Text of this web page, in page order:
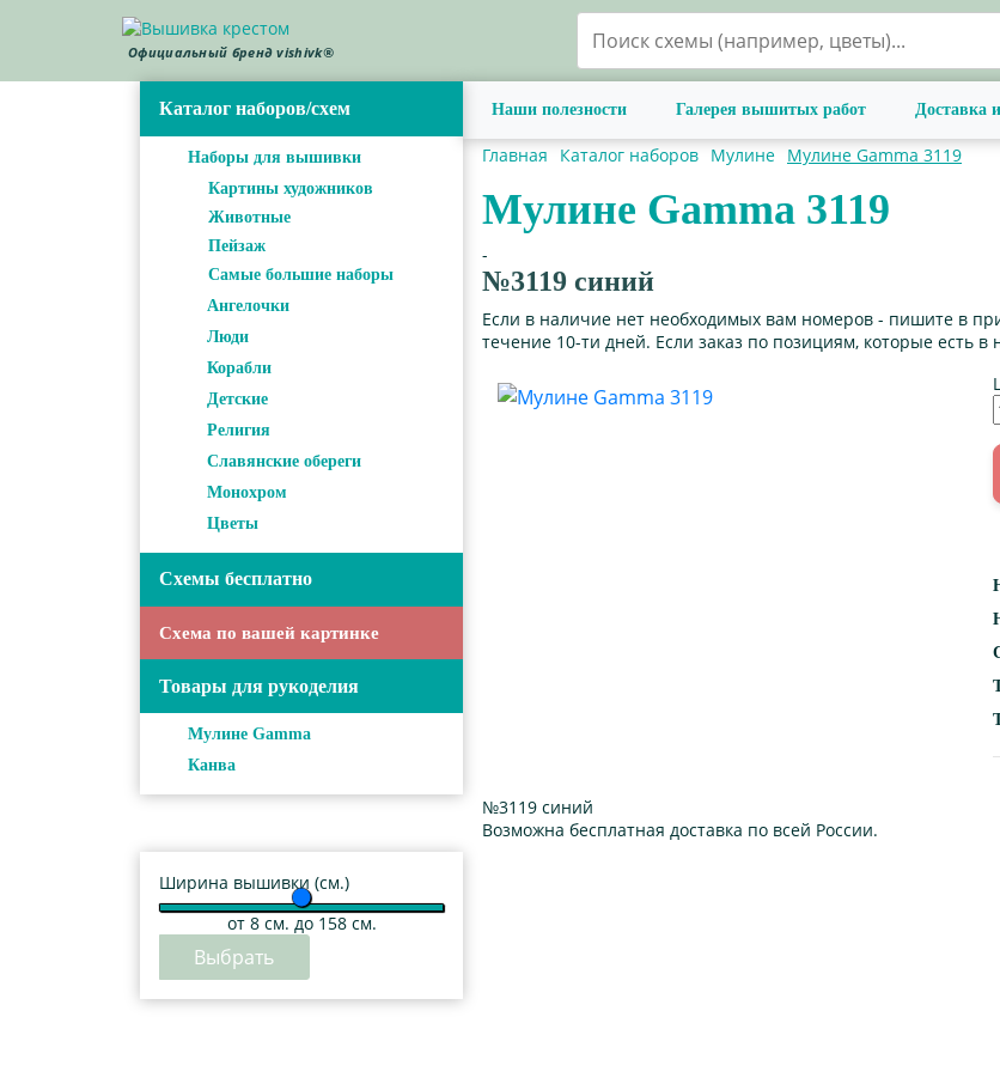
Официальный бренд vishivk®
Каталог наборов/схем
Наборы для вышивки
Картины художников
Животные
Пейзаж
Самые большие наборы
Ангелочки
Люди
Корабли
Детские
Религия
Славянские обереги
Монохром
Цветы
Схемы бесплатно
Схема по вашей картинке
Товары для рукоделия
Мулине Gamma
Канва
Ширина вышивки (см.)
от 8см. до 158 см.
Выбрать
Наши полезности Галерея вышитых работ Доставка
Главная Каталог наборов Мулине Мулине Gamma 3119
Мулине Gamma 3119
-
№3119 синий
Если в наличие нет необходимых вам номеров - пишите в
течение 10-ти дней. Если заказ по позициям, которые есть
№3119 синий
Возможна бесплатная доставка по всей России.